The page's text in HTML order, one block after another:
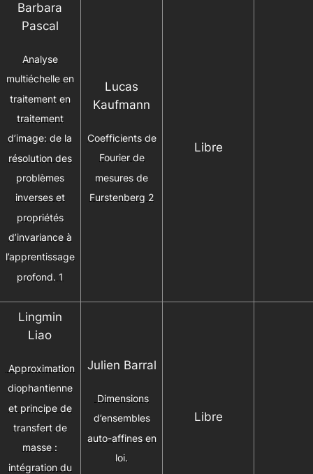
Barbara
Pascal
Analyse
multiéchelle en
traitement en
traitement
d’image: de la
résolution des
problèmes
inverses et
propriétés
d’invariance à
l’apprentissage
profond. 1
Lucas
Kaufmann
Coefficients de
Fourier de
mesures de
Furstenberg 2
Libre
Lingmin
Liao
Approximation
diophantienne
et principe de
transfert de
masse :
intégration du
Julien Barral
Dimensions
d’ensembles
auto-affines en
loi.
Libre